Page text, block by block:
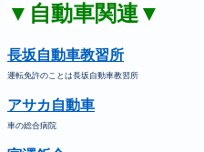
▼自動車関連▼
長坂自動車教習所
運転免許のことは長坂自動車教習所
アサカ自動車
車の総合病院